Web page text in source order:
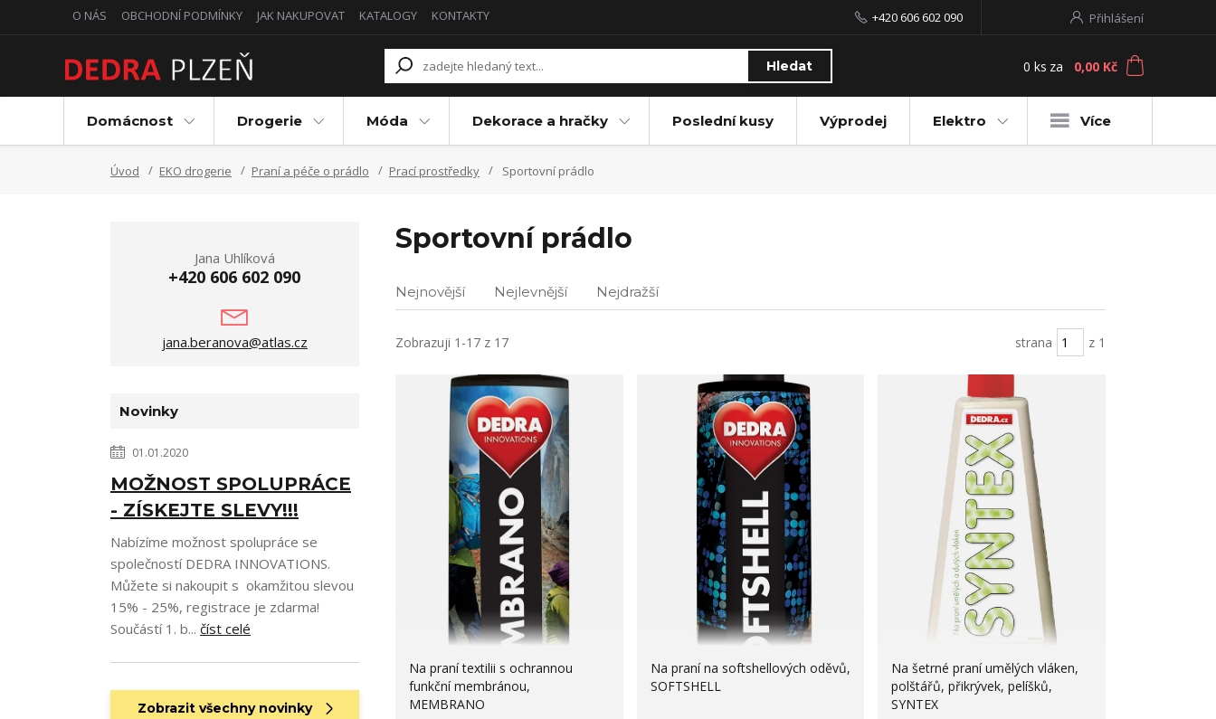
O NÁS OBCHODNÍ PODMÍNKY JAK NAKUPOVAT KATALOGY KONTAKTY Přihlášení
Hledat
+420 606 602 090
0 ks za 0,00 Kč
Domácnost Drogerie Móda Dekorace a hračky Poslední kusy Výprodej Elektro Více
Úvod EKO drogerie Praní a péče o prádlo Prací prostředky Sportovní prádlo
Sportovní prádlo
Nejnovější Nejlevnější Nejdražší
Zobrazuji 1-17 z 17 strana z 1
Na praní textilii s ochrannou
funkční membránou,
MEMBRANO
Na praní na softshellových oděvů,
SOFTSHELL
Na šetrné praní umělých vláken,
polštářů, přikrývek, pelíšků,
SYNTEX
Jana Uhlíková
+420 606 602 090
jana.beranova@atlas.cz
Novinky
01.01.2020
MOŽNOST SPOLUPRÁCE
- ZÍSKEJTE SLEVY!!!
Nabízíme možnost spolupráce se
společností DEDRA INNOVATIONS.
Můžete si nakoupit s okamžitou slevou
15% - 25%, registrace je zdarma!
Součástí 1. b... číst celé
Zobrazit všechny novinky